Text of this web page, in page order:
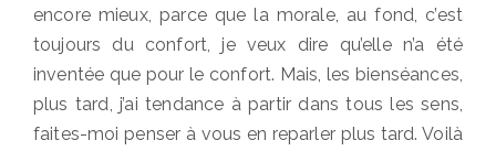
encore mieux, parce que la morale, au fond, c’est
toujours du confort, je veux dire qu’elle n’a été
inventée que pour le confort. Mais, les bienséances,
plus tard, j’ai tendance à partir dans tous les sens,
faites-moi penser à vous en reparler plus tard. Voilà